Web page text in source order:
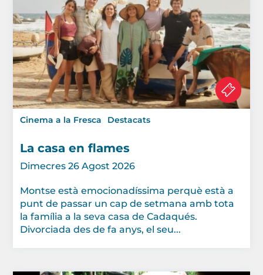
Cinema a la Fresca Destacats
La casa en flames
Dimecres 26 Agost 2026
Montse està emocionadíssima perquè està a
punt de passar un cap de setmana amb tota
la família a la seva casa de Cadaqués.
Divorciada des de fa anys, el seu...